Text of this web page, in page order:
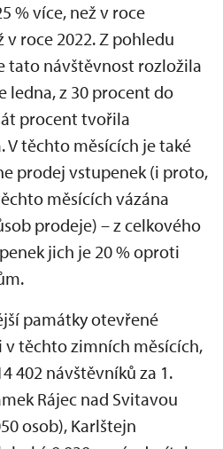
% více, než v roce
v roce 2022. Z pohledu
tato návštěvnost rozložila
ledna, z 30 procent do
procent tvořila
V těchto měsících je také
prodej vstupenek (i proto,
měsících vázána
prodeje) – z celkového
jich je 20 % oproti
památky otevřené
v těchto zimních měsících,
402 návštěvníků za 1.
Rájec nad Svitavou
osob), Karlštejn